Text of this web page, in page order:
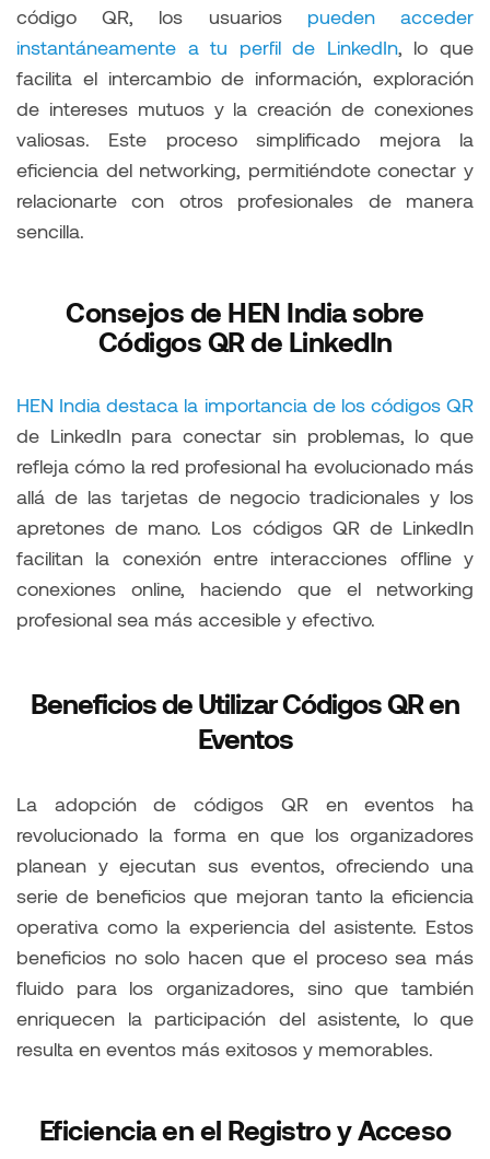
código QR, los usuariospueden acceder
instantáneamente a tu perfil de LinkedIn, lo que
facilita el intercambio de información, exploración
de intereses mutuos y la creación de conexiones
valiosas. Este proceso simplificado mejora la
eficiencia del networking, permitiéndote conectar y
relacionarte con otros profesionales de manera
sencilla​​.
Consejos de HEN India sobre
Códigos QR de LinkedIn
HEN India destaca la importancia de los códigos QR
de LinkedIn para conectar sin problemas, lo que
refleja cómo la red profesional ha evolucionado más
allá de las tarjetas de negocio tradicionales y los
apretones de mano. Los códigos QR de LinkedIn
facilitan la conexión entre interacciones offline y
conexiones online, haciendo que el networking
profesional sea más accesible y efectivo​​.
Beneficios de Utilizar Códigos QR en
Eventos
La adopción de códigos QR en eventos ha
revolucionado la forma en que los organizadores
planean y ejecutan sus eventos, ofreciendo una
serie de beneficios que mejoran tanto la eficiencia
operativa como la experiencia del asistente. Estos
beneficios no solo hacen que el proceso sea más
fluido para los organizadores, sino que también
enriquecen la participación del asistente, lo que
resulta en eventos más exitosos y memorables.
Eficiencia en el Registro y Acceso